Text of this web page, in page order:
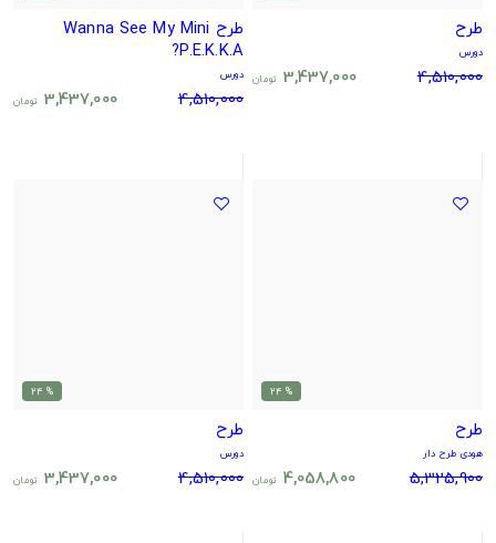
طرح
دورس
4,510,000
3,437,000 تومان
طرح Wanna See My Mini
P.E.K.K.A?
دورس
4,510,000
3,437,000 تومان
% 24
طرح
هودی طرح دار
5,325,900
4,058,800 تومان
% 24
طرح
دورس
4,510,000
3,437,000 تومان